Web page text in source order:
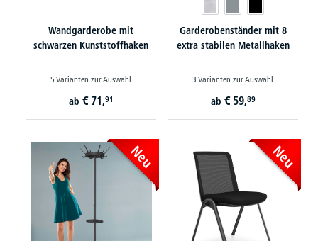
Wandgarderobe mit
schwarzen Kunststoffhaken
5 Varianten zur Auswahl
ab € 71,91
Garderobenständer mit 8
extra stabilen Metallhaken
3 Varianten zur Auswahl
ab € 59,89
Neu Neu